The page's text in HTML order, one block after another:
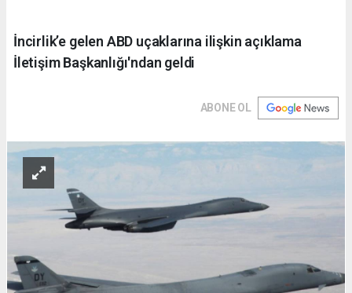
İncirlik’e gelen ABD uçaklarına ilişkin açıklama
İletişim Başkanlığı'ndan geldi
ABONE OL